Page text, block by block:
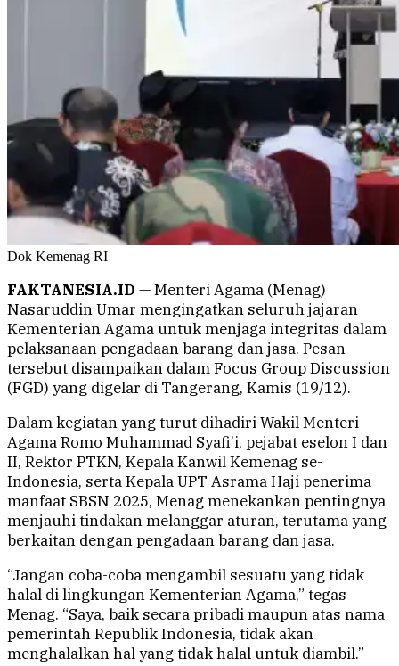
Dok Kemenag RI
FAKTANESIA.ID — Menteri Agama (Menag)
Nasaruddin Umar mengingatkan seluruh jajaran
Kementerian Agama untuk menjaga integritas dalam
pelaksanaan pengadaan barang dan jasa. Pesan
tersebut disampaikan dalam Focus Group Discussion
(FGD) yang digelar di Tangerang, Kamis (19/12).
Dalam kegiatan yang turut dihadiri Wakil Menteri
Agama Romo Muhammad Syafi’i, pejabat eselon I dan
II, Rektor PTKN, Kepala Kanwil Kemenag se-
Indonesia, serta Kepala UPT Asrama Haji penerima
manfaat SBSN 2025, Menag menekankan pentingnya
menjauhi tindakan melanggar aturan, terutama yang
berkaitan dengan pengadaan barang dan jasa.
“Jangan coba-coba mengambil sesuatu yang tidak
halal di lingkungan Kementerian Agama,” tegas
Menag. “Saya, baik secara pribadi maupun atas nama
pemerintah Republik Indonesia, tidak akan
menghalalkan hal yang tidak halal untuk diambil.”